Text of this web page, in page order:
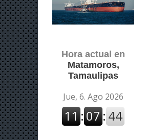
Hora actual en
Matamoros,
Tamaulipas